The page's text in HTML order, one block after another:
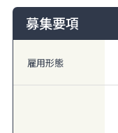
募集要項
雇用形態